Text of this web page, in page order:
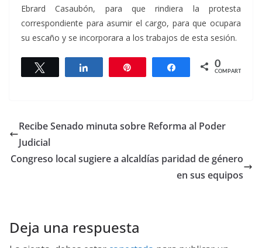
Ebrard Casaubón, para que rindiera la protesta
correspondiente para asumir el cargo, para que ocupara
su escaño y se incorporara a los trabajos de esta sesión.
Twittear Compartir Compartir
0
COMPARTIR
Recibe Senado minuta sobre Reforma al Poder
Judicial
Congreso local sugiere a alcaldías paridad de género
en sus equipos
Deja una respuesta